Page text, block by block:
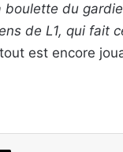
boulette du
de L1, qui fait
est encore